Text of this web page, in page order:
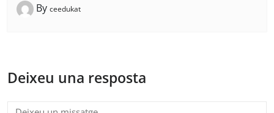
By ceedukat
Deixeu una resposta